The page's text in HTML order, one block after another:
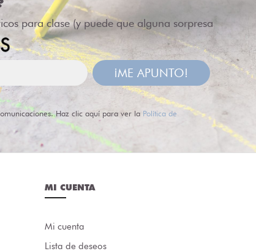
para clase (y puede que alguna sorpresa
¡ME APUNTO!
Haz clic aquí para ver la Política de
MI CUENTA
Mi cuenta
Lista de deseos